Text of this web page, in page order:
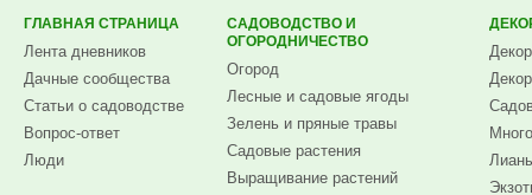
ГЛАВНАЯ СТРАНИЦА
Лента дневников
Дачные сообщества
Статьи о садоводстве
Вопрос-ответ
Люди
САДОВОДСТВО И
ОГОРОДНИЧЕСТВО
Огород
Лесные и садовые ягоды
Зелень и пряные травы
Садовые растения
Выращивание растений